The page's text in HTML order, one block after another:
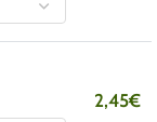
2,45€